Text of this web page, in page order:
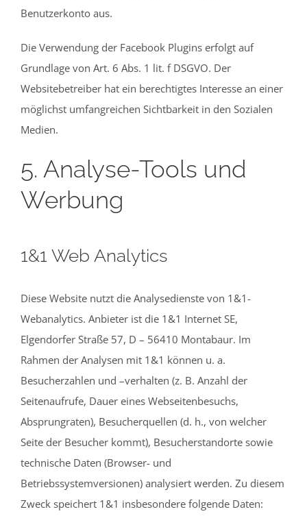
Benutzerkonto aus.
Die Verwendung der Facebook Plugins erfolgt auf
Grundlage von Art. 6 Abs. 1 lit. f DSGVO. Der
Websitebetreiber hat ein berechtigtes Interesse an einer
möglichst umfangreichen Sichtbarkeit in den Sozialen
Medien.
5. Analyse-Tools und
Werbung
1&1 Web Analytics
Diese Website nutzt die Analysedienste von 1&1-
Webanalytics. Anbieter ist die 1&1 Internet SE,
Elgendorfer Straße 57, D – 56410 Montabaur. Im
Rahmen der Analysen mit 1&1 können u. a.
Besucherzahlen und –verhalten (z. B. Anzahl der
Seitenaufrufe, Dauer eines Webseitenbesuchs,
Absprungraten), Besucherquellen (d. h., von welcher
Seite der Besucher kommt), Besucherstandorte sowie
technische Daten (Browser- und
Betriebssystemversionen) analysiert werden. Zu diesem
Zweck speichert 1&1 insbesondere folgende Daten: